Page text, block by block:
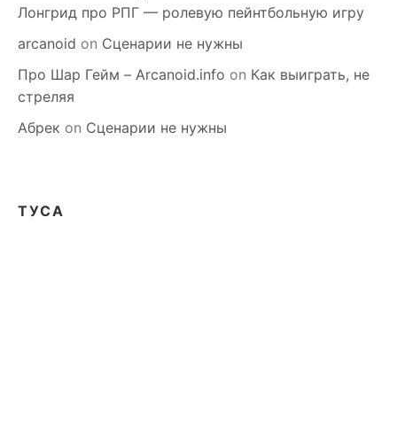
Лонгрид про РПГ — ролевую пейнтбольную игру
arcanoid on Сценарии не нужны
Про Шар Гейм – Arcanoid.info on Как выиграть, не
стреляя
Абрек on Сценарии не нужны
ТУСА